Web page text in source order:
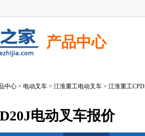
产品中心
中心 > 电动叉车 > 江淮重工电动叉车 > 江淮重工
电动叉车报价